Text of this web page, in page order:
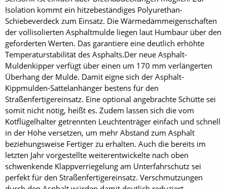
Isolation kommt ein hitzebeständiges Polyurethan-
Schiebeverdeck zum Einsatz. Die Wärmedämmeigenschaften
der vollisolierten Asphaltmulde liegen laut Humbaur über den
geforderten Werten. Das garantiere eine deutlich erhöhte
Temperaturstabilität des Asphalts.Der neue Asphalt-
Muldenkipper verfügt über einen um 170 mm verlängerten
Überhang der Mulde. Damit eigne sich der Asphalt-
Kippmulden-Sattelanhänger bestens für den
Straßenfertigereinsatz. Eine optional angebrachte Schütte sei
somit nicht nötig, heißt es. Zudem lassen sich die vom
Kotflügelhalter getrennten Leuchtenträger einfach und schnell
in der Höhe versetzen, um mehr Abstand zum Asphalt
beziehungsweise Fertiger zu erhalten. Auch die bereits im
letzten Jahr vorgestellte weiterentwickelte nach oben
schwenkende Klappverriegelung am Unterfahrschutz sei
perfekt für den Straßenfertigereinsatz. Verschmutzungen